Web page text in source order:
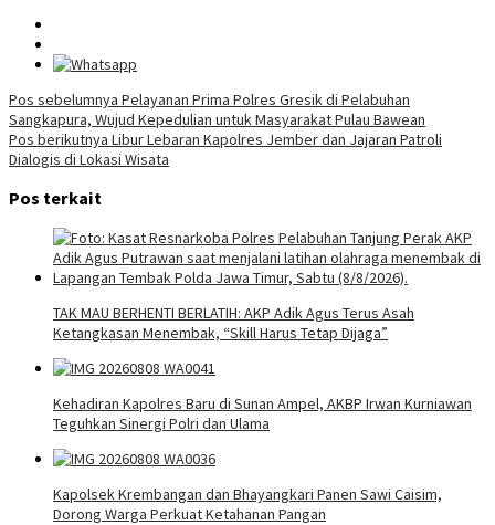
Navigasi
pos
Pos sebelumnya Pelayanan Prima Polres Gresik di Pelabuhan
Sangkapura, Wujud Kepedulian untuk Masyarakat Pulau Bawean
Pos berikutnya Libur Lebaran Kapolres Jember dan Jajaran Patroli
Dialogis di Lokasi Wisata
Pos terkait
TAK MAU BERHENTI BERLATIH: AKP Adik Agus Terus Asah
Ketangkasan Menembak, “Skill Harus Tetap Dijaga”
Kehadiran Kapolres Baru di Sunan Ampel, AKBP Irwan Kurniawan
Teguhkan Sinergi Polri dan Ulama
Kapolsek Krembangan dan Bhayangkari Panen Sawi Caisim,
Dorong Warga Perkuat Ketahanan Pangan